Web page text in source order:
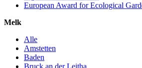
European Award for Ecological
Melk
Alle
Amstetten
Baden
Bruck an der Leitha